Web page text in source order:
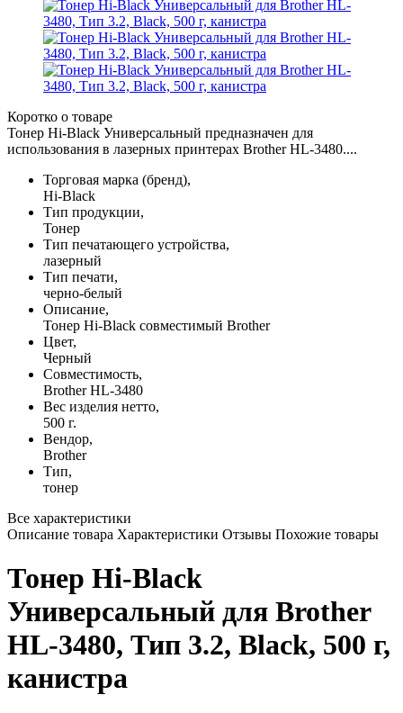
Коротко о товаре
Тонер Hi-Black Универсальный предназначен для
использования в лазерных принтерах Brother HL-3480....
Торговая марка (бренд),
Hi-Black
Тип продукции,
Тонер
Тип печатающего устройства,
лазерный
Тип печати,
черно-белый
Описание,
Тонер Hi-Black совместимый Brother
Цвет,
Черный
Совместимость,
Brother HL-3480
Вес изделия нетто,
500 г.
Вендор,
Brother
Тип,
тонер
Все характеристики
Описание товара Характеристики Отзывы Похожие товары
Тонер Hi-Black
Универсальный для Brother
HL-3480, Тип 3.2, Black, 500 г,
канистра